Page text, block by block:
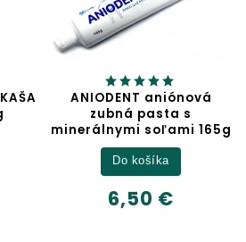
ANIODENT aniónová
zubná pasta s
minerálnymi soľami 165g
6,50 €